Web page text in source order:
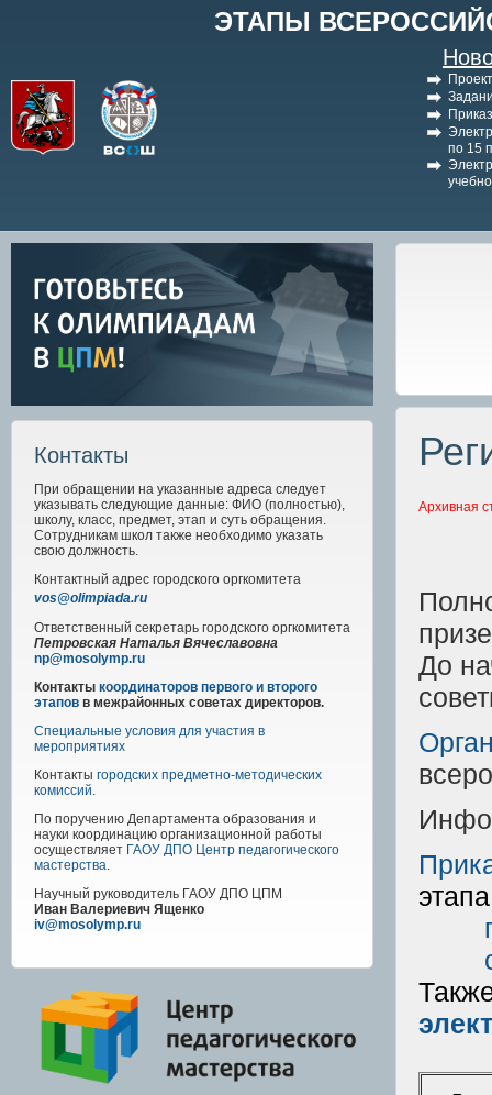
ЭТАПЫ
по 15
Контакты
При обращении на указанные адреса следует
указывать следующие данные: ФИО (полностью),
школу, класс, предмет, этап и суть обращения.
Сотрудникам школ также необходимо указать
свою должность.
Контактный адрес городского оргкомитета
vos@olimpiada.ru
Ответственный секретарь городского оргкомитета
Петровская Наталья Вячеславовна
np@mosolymp.ru
Контакты координаторов первого и второго
этапов в межрайонных советах директоров.
Специальные условия для участия в
мероприятиях
Контакты городских предметно-методических
комиссий.
По поручению Департамента образования и
науки координацию организационной работы
осуществляет ГАОУ ДПО Центр педагогического
мастерства.
Научный руководитель ГАОУ ДПО ЦПМ
Иван Валериевич Ященко
iv@mosolymp.ru
Архивная
До